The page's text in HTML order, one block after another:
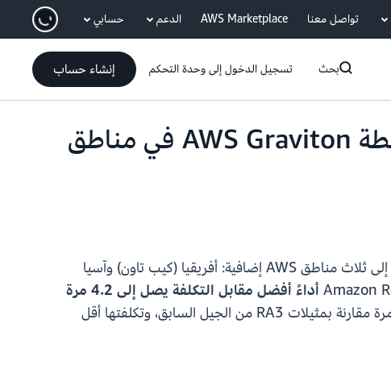
انتقل إلى المحتوى الرئيسي تواصل معنا AWS Marketplace الدعم حسابي
بحث تسجيل الدخول إلى وحدة التحكم إنشاء حساب
تتوفر الآن مثيلات Amazon Redshift RG المدعومة بواسطة AWS Graviton في مناطق
— المدعومة بمعالجات AWS Graviton — إلى ثلاث مناطق AWS إضافية: أفريقيا (كيب تاون) وآسيا
أداءً أفضل مقابل التكلفة يصل إلى 4.2 مرة
، وتدير أعباء العمل بسرعة تصل إلى 2.4 مرة مقارنة بمثيلات RA3 من الجيل السابق، وتكلفتها أقل